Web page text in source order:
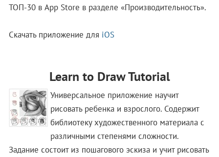
ТОП-30 в App Store в разделе «Производительность».
Скачать приложение для iOS
Learn to Draw Tutorial
Универсальное приложение научит
рисовать ребенка и взрослого. Содержит
библиотеку художественного материала с
различными степенями сложности.
Задание состоит из пошагового эскиза и учит рисовать